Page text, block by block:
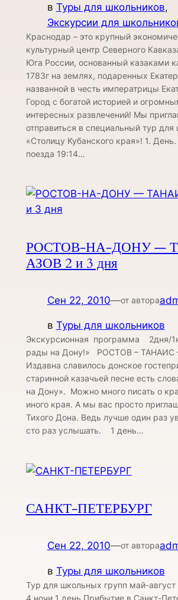
в Туры для школьников
Экскурсии для
Краснодар – это крупный
культурный центр Северного
Юга России, основанный казаками
1783г на землях, подаренных
названной в честь императрицы
Город с богатой историей и
интересных развлечений! Мы
отправиться в специальный тур для
«Столицу Кубанского края»! 1.
поезда 19:14…
РОСТОВ-НА-ДОНУ —
АЗОВ 2 и 3 дня
Сен 22, 2010—от автора
в Туры для школьников
Экскурсионная программа 2дня/
рады на Дону!» РОСТОВ –
Издавна славилось донское
старинной казачьей песне есть
на Дону». Можно много писать о
иного края. А мы вас просто
Тихого Дона. Ведь лучше один раз
сто раз услышать. 1 день…
САНКТ-ПЕТЕРБУРГ
Сен 22, 2010—от автора
в Туры для школьников
Тур для школьных групп май-